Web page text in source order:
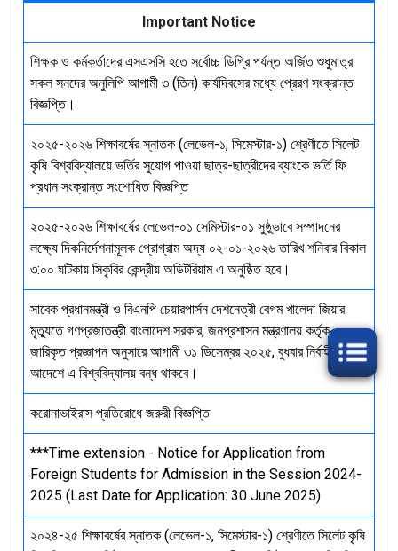
Important Notice
শিক্ষক ও কর্মকর্তাদের এসএসসি হতে সর্বোচ্চ ডিগ্রি পর্যন্ত অর্জিত শুধুমাত্র
সকল সনদের অনুলিপি আগামী ৩ (তিন) কার্যদিবসের মধ্যে প্রেরণ সংক্রান্ত
বিজ্ঞপ্তি।
২০২৫-২০২৬ শিক্ষাবর্ষের স্নাতক (লেভেল-১, সিমেস্টার-১) শ্রেণীতে সিলেট
কৃষি বিশ্ববিদ্যালয়ে ভর্তির সুযোগ পাওয়া ছাত্র-ছাত্রীদের ব্যাংকে ভর্তি ফি
প্রধান সংক্রান্ত সংশোধিত বিজ্ঞপ্তি
২০২৫-২০২৬ শিক্ষাবর্ষের লেভেল-০১ সেমিস্টার-০১ সুষ্ঠুভাবে সম্পাদনের
লক্ষ্যে দিকনির্দেশনামূলক প্রোগ্রাম অদ্য ০২-০১-২০২৬ তারিখ শনিবার বিকাল
৩:০০ ঘটিকায় সিকৃবির কেন্দ্রীয় অডিটরিয়াম এ অনুষ্ঠিত হবে।
সাবেক প্রধানমন্ত্রী ও বিএনপি চেয়ারপার্সন দেশনেত্রী বেগম খালেদা জিয়ার
মৃত্যুতে গণপ্রজাতন্ত্রী বাংলাদেশ সরকার, জনপ্রশাসন মন্ত্রণালয় কর্তৃক
জারিকৃত প্রজ্ঞাপন অনুসারে আগামী ৩১ ডিসেম্বর ২০২৫, বুধবার নির্বাহী
আদেশে এ বিশ্ববিদ্যালয় বন্ধ থাকবে।
করোনাভাইরাস প্রতিরোধে জরুরী বিজ্ঞপ্তি
***Time extension - Notice for Application from
Foreign Students for Admission in the Session 2024-
2025 (Last Date for Application: 30 June 2025)
২০২৪-২৫ শিক্ষাবর্ষের স্নাতক (লেভেল-১, সিমেস্টার-১) শ্রেণীতে সিলেট কৃষি